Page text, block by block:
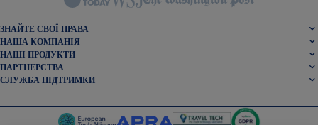
ЗНАЙТЕ СВОЇ ПРАВА
НАША КОМПАНІЯ
НАШІ ПРОДУКТИ
ПАРТНЕРСТВА
СЛУЖБА ПІДТРИМКИ